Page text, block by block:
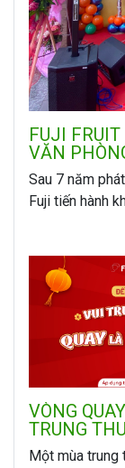
FUJI
VĂN
Sau 7 năm
Fuji tiến hành
VÒNG
TRUNG
Một mùa trung